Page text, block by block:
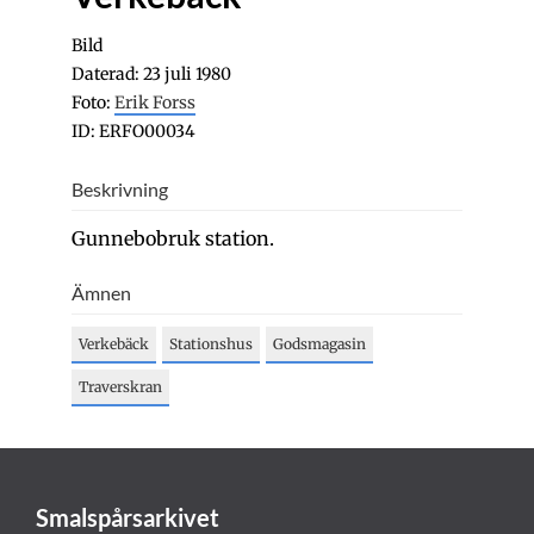
Bild
Daterad: 23 juli 1980
Foto: Erik Forss
ID: ERFO00034
Beskrivning
Gunnebobruk station.
Ämnen
Verkebäck Stationshus Godsmagasin
Traverskran
Smalspårsarkivet